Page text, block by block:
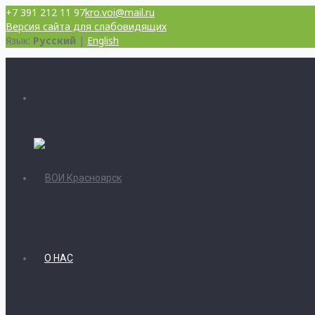
+7 391 212 11 97kro.voi@mail.ru
Версия сайта для слабовидящих
Язык: Русский | English
О НАС